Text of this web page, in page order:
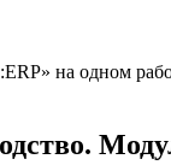
на одном